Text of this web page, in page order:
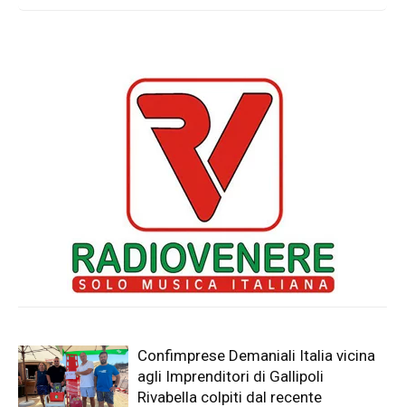
Confimprese Demaniali Italia vicina
agli Imprenditori di Gallipoli
Rivabella colpiti dal recente